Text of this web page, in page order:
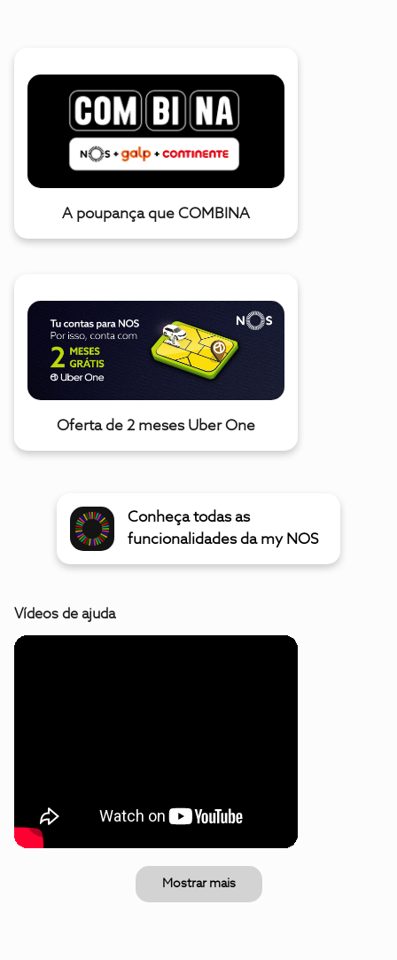
A poupança que COMBINA
Oferta de 2 meses Uber One
Conheça todas as
funcionalidades da my NOS
Vídeos de ajuda
Mostrar mais